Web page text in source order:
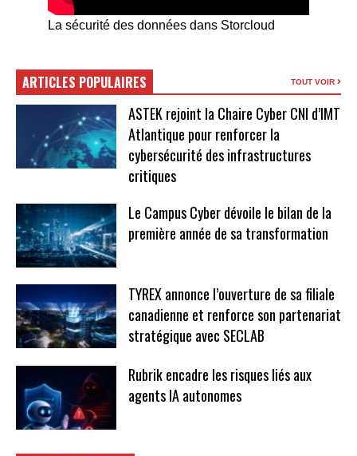
La sécurité des données dans Storcloud
ARTICLES POPULAIRES TOUT VOIR
ASTEK rejoint la Chaire Cyber CNI d’IMT
Atlantique pour renforcer la
cybersécurité des infrastructures
critiques
Le Campus Cyber dévoile le bilan de la
première année de sa transformation
TYREX annonce l’ouverture de sa filiale
canadienne et renforce son partenariat
stratégique avec SECLAB
Rubrik encadre les risques liés aux
agents IA autonomes